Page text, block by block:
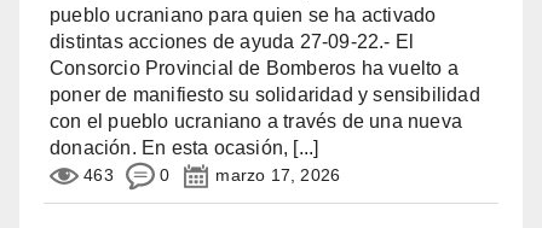
pueblo ucraniano para quien se ha activado
distintas acciones de ayuda 27-09-22.- El
Consorcio Provincial de Bomberos ha vuelto a
poner de manifiesto su solidaridad y sensibilidad
con el pueblo ucraniano a través de una nueva
donación. En esta ocasión, [...]
463 0 marzo 17, 2026